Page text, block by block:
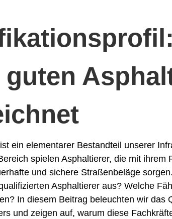
guten
ein elementarer Bestandteil unserer
spielen Asphaltierer, die mit ihrem
und sichere Straßenbeläge
Asphaltierer aus? Welche
In diesem Beitrag beleuchten wir das
und zeigen auf, warum diese